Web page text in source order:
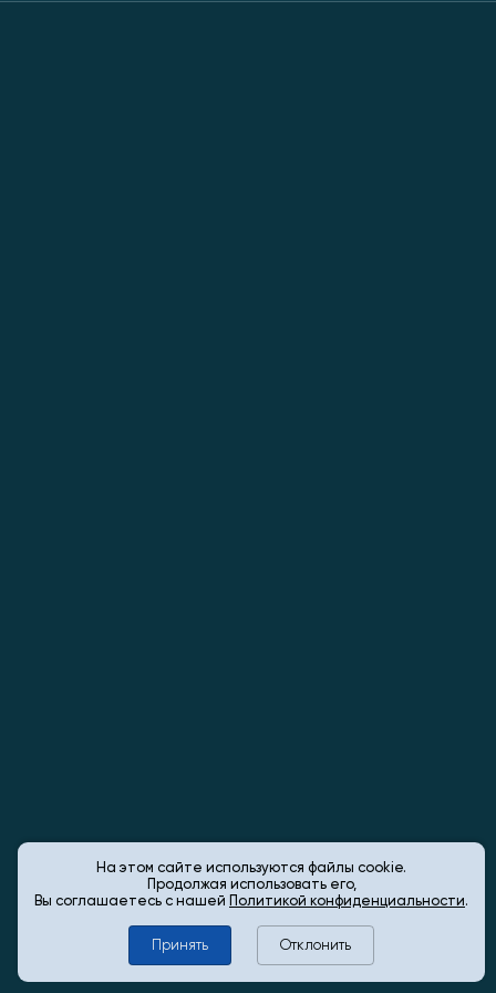
На этом сайте используются файлы cookie.
Продолжая использовать его,
Вы соглашаетесь с нашей Политикой конфиденциальности.
Принять Отклонить